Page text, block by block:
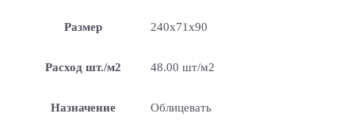
Размер 240х71х90
Расход шт./м2 48.00 шт/м2
Назначение Облицевать